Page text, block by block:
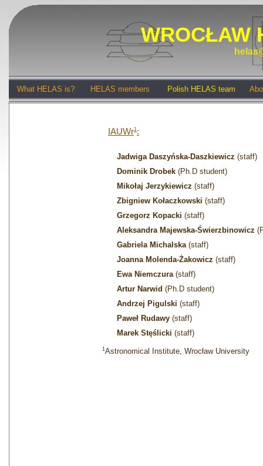
WROCŁAW
What HELAS is? HELAS members Polish HELAS team
IAUWr1:
Jadwiga Daszyńska-Daszkiewicz (staff)
Dominik Drobek (Ph.D student)
Mikołaj Jerzykiewicz (staff)
Zbigniew Kołaczkowski (staff)
Grzegorz Kopacki (staff)
Aleksandra Majewska-Świerzbinowicz
Gabriela Michalska(staff)
Joanna Molenda-Żakowicz (staff)
Ewa Niemczura(staff)
Artur Narwid (Ph.D student)
Andrzej Pigulski (staff)
Paweł Rudawy (staff)
Marek Stęślicki (staff)
1Astronomical Institute, Wrocław University